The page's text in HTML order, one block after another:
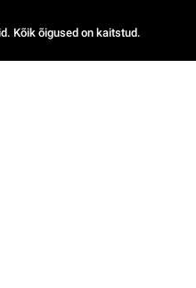
Kõik õigused on kaitstud.